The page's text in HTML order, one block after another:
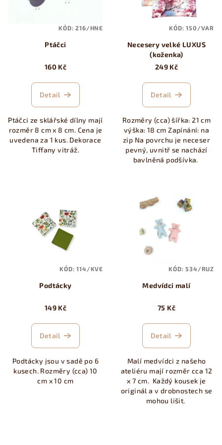
ů
Ptáčci
160 Kč
Detail
Ptáčci ze sklářské dílny mají
rozměr 8 cm x 8 cm. Cena je
uvedena za 1 kus. Dekorace
Tiffany vitráž.
KÓD:216/HNE
Necesery velké LUXUS
(koženka)
249 Kč
Detail
Rozměry (cca) šířka: 21 cm
výška: 18 cm Zapínání: na
zip Na povrchu je neceser
pevný, uvnitř se nachází
bavlněná podšívka.
KÓD:150/VAR
Podtácky
149 Kč
Detail
Podtácky jsou v sadě po 6
kusech. Rozměry (cca) 10
cm x 10 cm
KÓD:114/KVE
Medvídci malí
75 Kč
Detail
Malí medvídci z našeho
ateliéru mají rozměr cca 12
x 7 cm. Každý kousek je
originál a v drobnostech se
mohou lišit.
KÓD:534/RUZ